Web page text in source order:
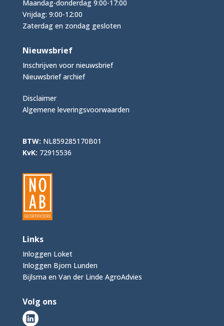
Maandag-donderdag 9:00-17:00
Vrijdag: 9:00-12:00
Zaterdag en zondag gesloten
Nieuwsbrief
Inschrijven voor nieuwsbrief
Nieuwsbrief archief
Disclaimer
Algemene leveringsvoorwaarden
BTW: NL859285170B01
KvK: 72915536
Links
Inloggen Loket
Inloggen Bjorn Lunden
Bijlsma en Van der Linde AgroAdvies
Volg ons